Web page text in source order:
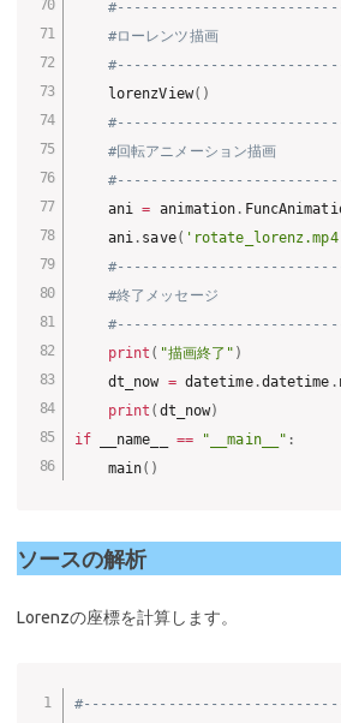
#ローレンツ描画
    lorenzView
( )
#回転アニメーション描画
    ani
= animation .
    ani
. save(
#終了メッセージ
print ( "描画終了" )
    dt_now
= datetime.datetime .
print ( dt_now)
if __name__ == "__main__" :
    main
( )
ソースの解析
Lorenzの座標を計算します。